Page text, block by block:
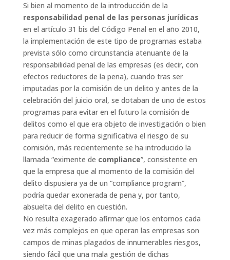
Si bien al momento de la introducción de la
responsabilidad penal de las personas jurídicas
en el artículo 31 bis del Código Penal en el año 2010,
la implementación de este tipo de programas estaba
prevista sólo como circunstancia atenuante de la
responsabilidad penal de las empresas (es decir, con
efectos reductores de la pena), cuando tras ser
imputadas por la comisión de un delito y antes de la
celebración del juicio oral, se dotaban de uno de estos
programas para evitar en el futuro la comisión de
delitos como el que era objeto de investigación o bien
para reducir de forma significativa el riesgo de su
comisión, más recientemente se ha introducido la
llamada “eximente de compliance”, consistente en
que la empresa que al momento de la comisión del
delito dispusiera ya de un “compliance program”,
podría quedar exonerada de pena y, por tanto,
absuelta del delito en cuestión.
No resulta exagerado afirmar que los entornos cada
vez más complejos en que operan las empresas son
campos de minas plagados de innumerables riesgos,
siendo fácil que una mala gestión de dichas